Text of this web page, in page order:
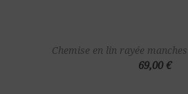
Chemise en lin rayée
69,00 €